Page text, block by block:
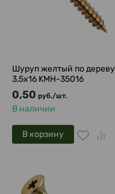
Шуруп желтый по дереву
3,5х16 KMH-35016
0,50 руб./шт.
В наличии
В корзину